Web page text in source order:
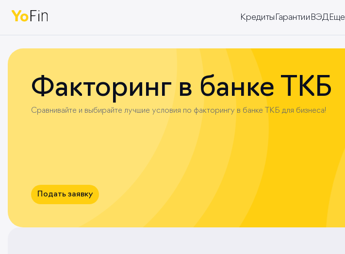
Кредиты Гарантии ВЭД Еще
Для бизнеса
Лизинг
Факторинг в банке ТКБ
Сравнивайте и выбирайте лучшие условия по факторингу в банке ТКБ для бизнеса!
Подать заявку